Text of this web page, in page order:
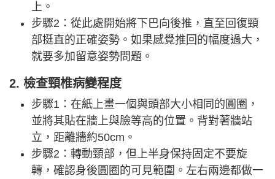
上。
步驟2：從此處開始將下巴向後推，直至回復頸
部挺直的正確姿勢。如果感覺推回的幅度過大，
就要多加留意姿勢問題。
2. 檢查頸椎病變程度
步驟1：在紙上畫一個與頭部大小相同的圓圈，
並將其貼在牆上與臉等高的位置。背對著牆站
立，距離牆約50cm。
步驟2：轉動頸部，但上半身保持固定不要旋
轉，確認身後圓圈的可見範圍。左右兩邊都做一